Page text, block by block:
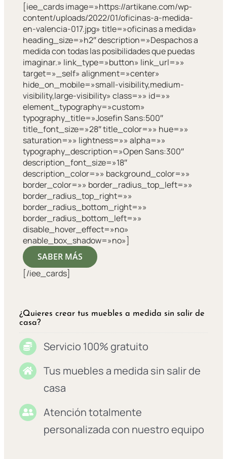
[iee_cards image=»https://artikane.com/wp-
content/uploads/2022/01/oficinas-a-medida-
en-valencia-017.jpg» title=»oficinas a medida»
heading_size=»h2″ description=»Despachos a
medida con todas las posibilidades que puedas
imaginar.» link_type=»button» link_url=»»
target=»_self» alignment=»center»
hide_on_mobile=»small-visibility,medium-
visibility,large-visibility» class=»» id=»»
element_typography=»custom»
typography_title=»Josefin Sans:500″
title_font_size=»28″ title_color=»» hue=»»
saturation=»» lightness=»» alpha=»»
typography_description=»Open Sans:300″
description_font_size=»18″
description_color=»» background_color=»»
border_color=»» border_radius_top_left=»»
border_radius_top_right=»»
border_radius_bottom_right=»»
border_radius_bottom_left=»»
disable_hover_effect=»no»
enable_box_shadow=»no»]
SABER MÁS
[/iee_cards]
¿Quieres crear tus muebles a medida sin salir de
casa?
Servicio 100% gratuito
Tus muebles a medida sin salir de
casa
Atención totalmente
personalizada con nuestro equipo